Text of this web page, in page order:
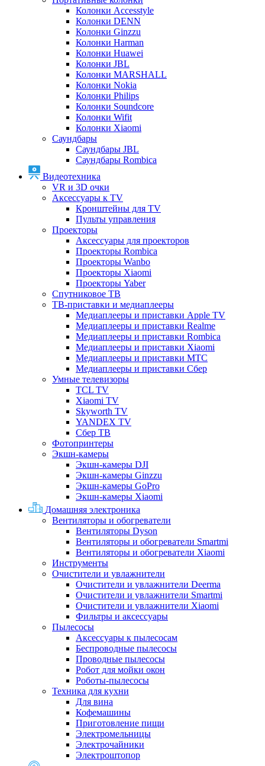
Колонки Accesstyle
Колонки DENN
Колонки Ginzzu
Колонки Harman
Колонки Huawei
Колонки JBL
Колонки MARSHALL
Колонки Nokia
Колонки Philips
Колонки Soundcore
Колонки Wifit
Колонки Xiaomi
Саундбары
Саундбары JBL
Саундбары Rombica
Видеотехника
VR и 3D очки
Аксессуары к TV
Кронштейны для TV
Пульты управления
Проекторы
Аксессуары для проекторов
Проекторы Rombica
Проекторы Wanbo
Проекторы Xiaomi
Проекторы Yaber
Спутниковое ТВ
ТВ-приставки и медиаплееры
Медиаплееры и приставки Apple TV
Медиаплееры и приставки Realme
Медиаплееры и приставки Rombica
Медиаплееры и приставки Xiaomi
Медиаплееры и приставки МТС
Медиаплееры и приставки Сбер
Умные телевизоры
TCL TV
Xiaomi TV
Skyworth TV
YANDEX TV
Сбер ТВ
Фотопринтеры
Экшн-камеры
Экшн-камеры DJI
Экшн-камеры Ginzzu
Экшн-камеры GoPro
Экшн-камеры Xiaomi
Домашняя электроника
Вентиляторы и обогреватели
Вентиляторы Dyson
Вентиляторы и обогреватели Smartmi
Вентиляторы и обогреватели Xiaomi
Инструменты
Очистители и увлажнители
Очистители и увлажнители Deerma
Очистители и увлажнители Smartmi
Очистители и увлажнители Xiaomi
Фильтры и аксессуары
Пылесосы
Аксессуары к пылесосам
Беспроводные пылесосы
Проводные пылесосы
Робот для мойки окон
Роботы-пылесосы
Техника для кухни
Для вина
Кофемашины
Приготовление пищи
Электромельницы
Электрочайники
Электроштопор